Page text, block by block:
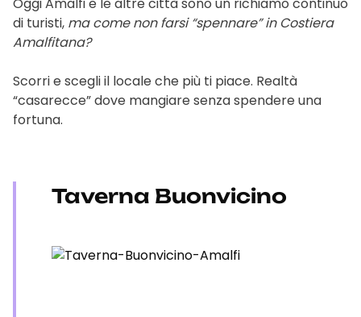
di turisti, ma come non farsi “spennare” in Costiera
Amalfitana?
Scorri e scegli il locale che più ti piace. Realtà
“casarecce” dove mangiare senza spendere una
fortuna.
Taverna Buonvicino